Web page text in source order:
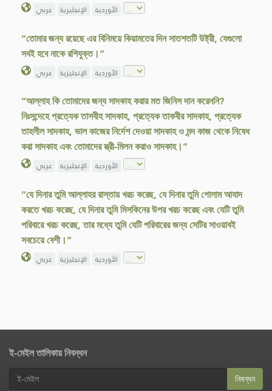
عربي الإنجليزية الأوردية
“তোমার জন্য রয়েছে এর বিনিময়ে কিয়ামতের দিন সাতশতটি উষ্ট্রী, যেগুলো
সবই হবে নাকে রশিযুক্ত।”
عربي الإنجليزية الأوردية
“আল্লাহ কি তোমাদের জন্য সাদকাহ করার মত জিনিস দান করেননি?
নিঃসন্দেহে প্রত্যেক তাসবীহ সাদকাহ, প্রত্যেক তাকবীর সাদকাহ, প্রত্যেক
তাহলীল সাদকাহ, ভাল কাজের নির্দেশ দেওয়া সাদকাহ ও মন্দ কাজ থেকে নিষেধ
করা সাদকাহ এবং তোমাদের স্ত্রী-মিলন করাও সাদকাহ।”
عربي الإنجليزية الأوردية
“যে দিনার তুমি আল্লাহর রাস্তায় খরচ করেছ, যে দিনার তুমি গোলাম আযাদ
করতে খরচ করেছ, যে দিনার তুমি মিসকিনের উপর খরচ করেছ এবং যেটি তুমি
পরিবারে খরচ করেছ, তার মধ্যে তুমি যেটি পরিবারের জন্য সেটির সাওয়াবই
সবচেয়ে বেশী।”
عربي الإنجليزية الأوردية
ই-মেইল তালিকায় নিবন্ধন
নিবন্ধন